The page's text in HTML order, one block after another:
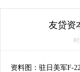
友贷资
资料图：驻日 美军F-